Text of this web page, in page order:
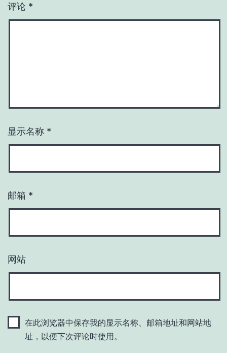
评论 *
显示名称 *
邮箱 *
网站
在此浏览器中保存我的显示名称、邮箱地址和网站地
址，以便下次评论时使用。